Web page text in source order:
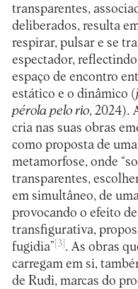
transparentes,
deliberados, resulta
respirar, pulsar e se
espectador,
espaço de encontro
estático e o dinâmico (
pérola pelo rio, 2024).
cria nas suas obras
como proposta de
metamorfose, onde
transparentes,
em simultâneo, de
provocando o efeito
transfigurativa,
fugidia” [3] . As obras
carregam em si,
de Rudi, marcas do